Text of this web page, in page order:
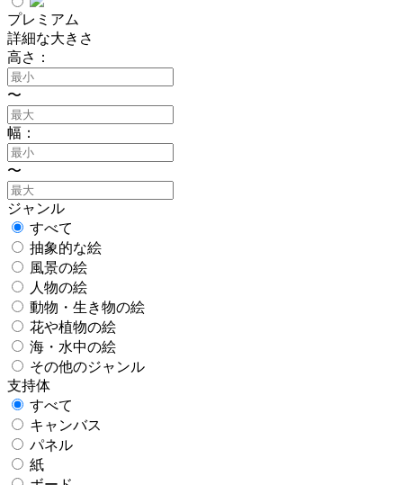
プレミアム
詳細な大きさ
高さ：
〜
幅：
〜
ジャンル
すべて
抽象的な絵
風景の絵
人物の絵
動物・生き物の絵
花や植物の絵
海・水中の絵
その他のジャンル
支持体
すべて
キャンバス
パネル
紙